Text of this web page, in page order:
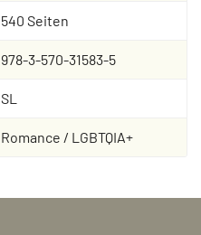
540 Seiten
978-3-570-31583-5
SL
Romance / LGBTQIA+